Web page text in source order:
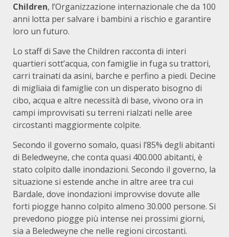
Children, l’Organizzazione internazionale che da 100
anni lotta per salvare i bambini a rischio e garantire
loro un futuro.
Lo staff di Save the Children racconta di interi
quartieri sott’acqua, con famiglie in fuga su trattori,
carri trainati da asini, barche e perfino a piedi. Decine
di migliaia di famiglie con un disperato bisogno di
cibo, acqua e altre necessità di base, vivono ora in
campi improvvisati su terreni rialzati nelle aree
circostanti maggiormente colpite.
Secondo il governo somalo, quasi l’85% degli abitanti
di Beledweyne, che conta quasi 400.000 abitanti, è
stato colpito dalle inondazioni. Secondo il governo, la
situazione si estende anche in altre aree tra cui
Bardale, dove inondazioni improvvise dovute alle
forti piogge hanno colpito almeno 30.000 persone. Si
prevedono piogge più intense nei prossimi giorni,
sia a Beledweyne che nelle regioni circostanti.